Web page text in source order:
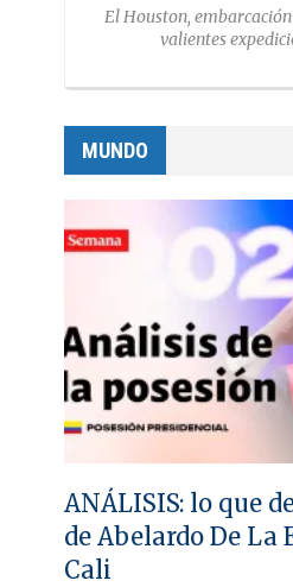
El Houston,
valientes
MUNDO
ANÁLISIS: lo que
de Abelardo De La
Cali